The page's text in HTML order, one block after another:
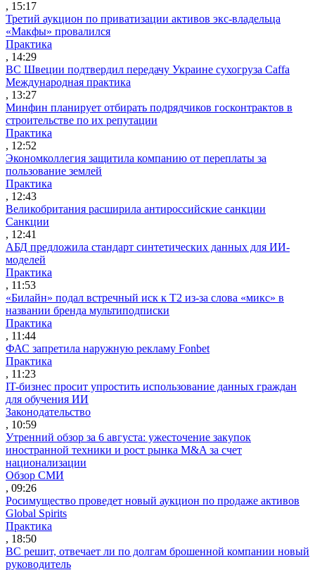
, 15:17
Третий аукцион по приватизации активов экс-владельца
«Макфы» провалился
Практика
, 14:29
ВС Швеции подтвердил передачу Украине сухогруза Caffa
Международная практика
, 13:27
Минфин планирует отбирать подрядчиков госконтрактов в
строительстве по их репутации
Практика
, 12:52
Экономколлегия защитила компанию от переплаты за
пользование землей
Практика
, 12:43
Великобритания расширила антироссийские санкции
Санкции
, 12:41
АБД предложила стандарт синтетических данных для ИИ-
моделей
Практика
, 11:53
«Билайн» подал встречный иск к Т2 из-за слова «микс» в
названии бренда мультиподписки
Практика
, 11:44
ФАС запретила наружную рекламу Fonbet
Практика
, 11:23
IT-бизнес просит упростить использование данных граждан
для обучения ИИ
Законодательство
, 10:59
Утренний обзор за 6 августа: ужесточение закупок
иностранной техники и рост рынка M&A за счет
национализации
Обзор СМИ
, 09:26
Росимущество проведет новый аукцион по продаже активов
Global Spirits
Практика
, 18:50
ВС решит, отвечает ли по долгам брошенной компании новый
руководитель